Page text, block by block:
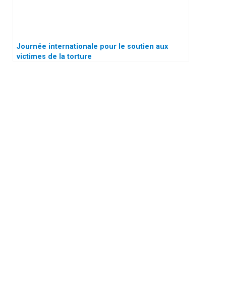
Journée internationale pour le soutien aux
victimes de la torture